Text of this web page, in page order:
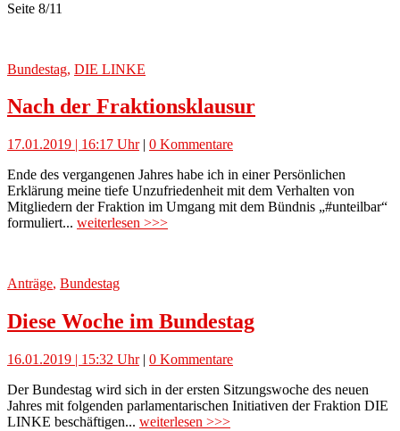
Seite 8/11
Bundestag, DIE LINKE
Nach der Fraktionsklausur
17.01.2019 | 16:17 Uhr| 0 Kommentare
Ende des vergangenen Jahres habe ich in einer Persönlichen
Erklärung meine tiefe Unzufriedenheit mit dem Verhalten von
Mitgliedern der Fraktion im Umgang mit dem Bündnis „#unteilbar“
formuliert... weiterlesen >>>
Anträge, Bundestag
Diese Woche im Bundestag
16.01.2019 | 15:32 Uhr| 0 Kommentare
Der Bundestag wird sich in der ersten Sitzungswoche des neuen
Jahres mit folgenden parlamentarischen Initiativen der Fraktion DIE
LINKE beschäftigen... weiterlesen >>>